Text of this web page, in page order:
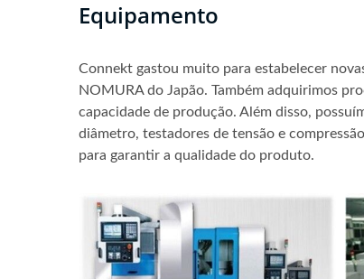
Equipamento
Connekt gastou muito para estabelecer
NOMURA do Japão. Também adquirimos
capacidade de produção. Além disso,
diâmetro, testadores de tensão e
para garantir a qualidade do produto.